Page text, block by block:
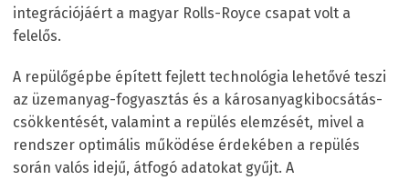
integrációjáért a magyar Rolls-Royce csapat volt a
felelős.
A repülőgépbe épített fejlett technológia lehetővé teszi
az üzemanyag-fogyasztás és a károsanyagkibocsátás-
csökkentését, valamint a repülés elemzését, mivel a
rendszer optimális működése érdekében a repülés
során valós idejű, átfogó adatokat gyűjt. A